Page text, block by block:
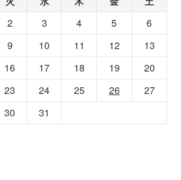
2 3 4 5
6
9 10 11 12
13
16 17 18 19
20
23 24 25 26
27
30 31